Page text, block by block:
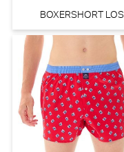
BOXERSHORT LOS